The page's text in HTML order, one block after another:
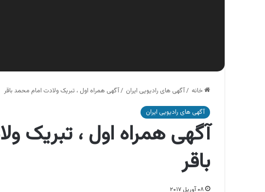
خانه /آگهی های رادیویی ایران /آگهی همراه اول ، تبریک ولادت امام محمد باقر
آگهی های رادیویی ایران
آگهی همراه اول ، تبریک
باقر
۰۸ آوریل ۲۰۱۷